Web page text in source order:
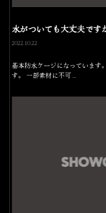
水がついても大丈夫です
2022.10.22
基本防水ケージになっています
す。 一部素材に不可…